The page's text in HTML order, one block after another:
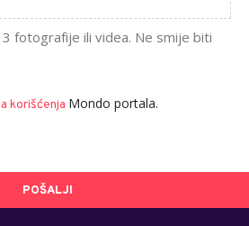
fotografije ili videa. Ne smije biti
korišćenja Mondo portala.
POŠALJI